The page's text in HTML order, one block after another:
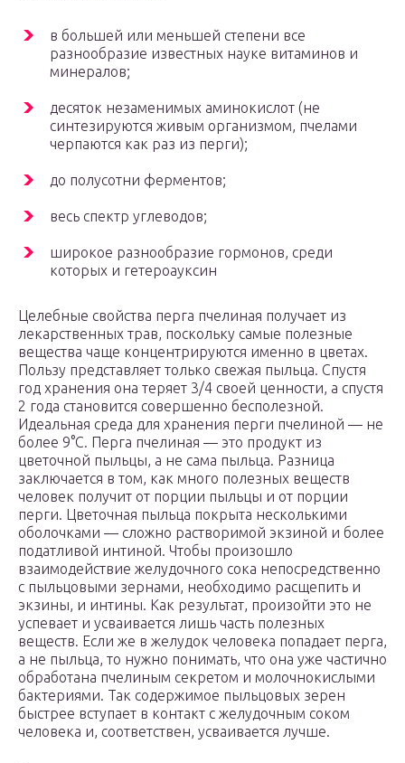
в большей или меньшей степени все
разнообразие известных науке витаминов и
минералов;
десяток незаменимых аминокислот (не
синтезируются живым организмом, пчелами
черпаются как раз из перги);
до полусотни ферментов;
весь спектр углеводов;
широкое разнообразие гормонов, среди
которых и гетероауксин
Целебные свойства перга пчелиная получает из
лекарственных трав, поскольку самые полезные
вещества чаще концентрируются именно в цветах.
Пользу представляет только свежая пыльца. Спустя
год хранения она теряет 3/4 своей ценности, а спустя
2 года становится совершенно бесполезной.
Идеальная среда для хранения перги пчелиной — не
более 9°С. Перга пчелиная — это продукт из
цветочной пыльцы, а не сама пыльца. Разница
заключается в том, как много полезных веществ
человек получит от порции пыльцы и от порции
перги. Цветочная пыльца покрыта несколькими
оболочками — сложно растворимой экзиной и более
податливой интиной. Чтобы произошло
взаимодействие желудочного сока непосредственно
с пыльцовыми зернами, необходимо расщепить и
экзины, и интины. Как результат, произойти это не
успевает и усваивается лишь часть полезных
веществ. Если же в желудок человека попадает перга,
а не пыльца, то нужно понимать, что она уже частично
обработана пчелиным секретом и молочнокислыми
бактериями. Так содержимое пыльцовых зерен
быстрее вступает в контакт с желудочным соком
человека и, соответствен, усваивается лучше.